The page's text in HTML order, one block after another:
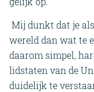
Mij dunkt dat je
wereld dan wat te
daarom simpel,
lidstaten van de
duidelijk te